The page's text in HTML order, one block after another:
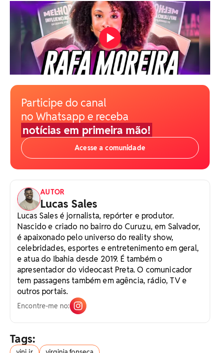
Participe do canal
no Whatsapp e receba
notícias em primeira mão!
Acesse a comunidade
AUTOR
Lucas Sales
Lucas Sales é jornalista, repórter e produtor.
Nascido e criado no bairro do Curuzu, em Salvador,
é apaixonado pelo universo do reality show,
celebridades, esportes e entretenimento em geral,
e atua do Ibahia desde 2019. É também o
apresentador do videocast Preta. O comunicador
tem passagens também em agência, rádio, TV e
outros portais.
Encontre-me no:
Tags: